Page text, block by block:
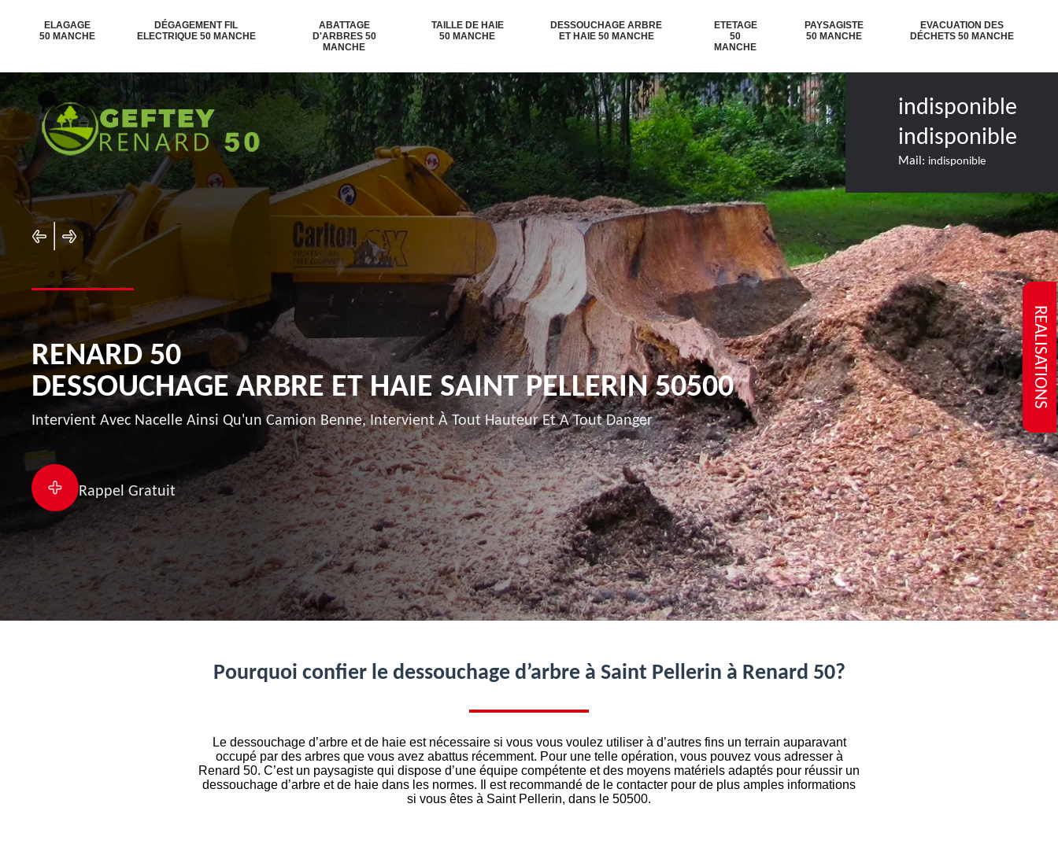
REALISATIONS
ELAGAGE
50 MANCHE
DÉGAGEMENT FIL
ELECTRIQUE 50 MANCHE
ABATTAGE
D'ARBRES 50
MANCHE
TAILLE DE HAIE
50 MANCHE
DESSOUCHAGE ARBRE
ET HAIE 50 MANCHE
ETETAGE
50
MANCHE
PAYSAGISTE
50 MANCHE
EVACUATION DES
DÉCHETS 50 MANCHE
indisponible
indisponible
Mail: indisponible
RENARD 50
DESSOUCHAGE ARBRE ET HAIE SAINT PELLERIN 50500
Intervient Avec Nacelle Ainsi Qu'un Camion Benne, Intervient À Tout Hauteur Et A Tout Danger
Rappel Gratuit
Pourquoi confier le dessouchage d’arbre à Saint Pellerin à Renard 50?
Le dessouchage d’arbre et de haie est nécessaire si vous vous voulez utiliser à d’autres fins un terrain auparavant
occupé par des arbres que vous avez abattus récemment. Pour une telle opération, vous pouvez vous adresser à
Renard 50. C’est un paysagiste qui dispose d’une équipe compétente et des moyens matériels adaptés pour réussir un
dessouchage d’arbre et de haie dans les normes. Il est recommandé de le contacter pour de plus amples informations
si vous êtes à Saint Pellerin, dans le 50500.